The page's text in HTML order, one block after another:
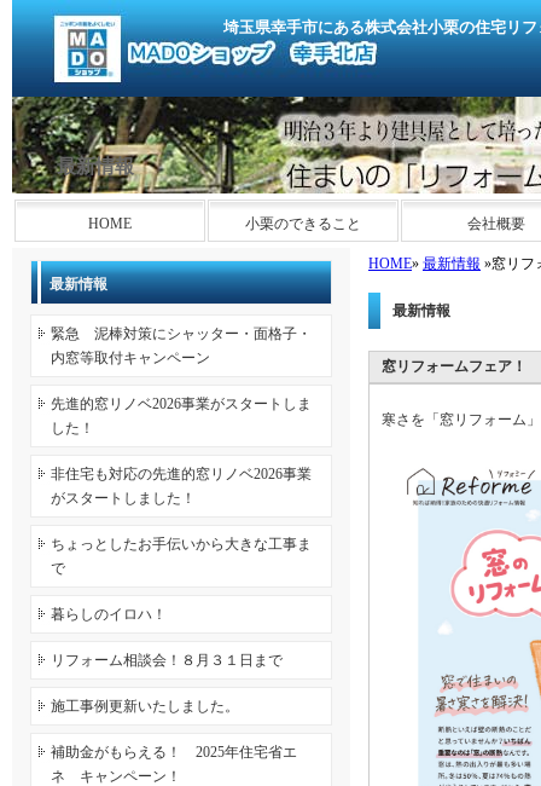
埼玉県幸手市にある株式会社小栗の住宅リ
最新情報
HOME 小栗のできること 会社概要
HOME» 最新情報 »窓リフ
最新情報
窓リフォームフェア！
寒さを「窓リフォーム
最新情報
緊急 泥棒対策にシャッター・面格子・
内窓等取付キャンペーン
先進的窓リノベ2026事業がスタートしま
した！
非住宅も対応の先進的窓リノベ2026事業
がスタートしました！
ちょっとしたお手伝いから大きな工事ま
で
暮らしのイロハ！
リフォーム相談会！８月３１日まで
施工事例更新いたしました。
補助金がもらえる！ 2025年住宅省エ
ネ キャンペーン！